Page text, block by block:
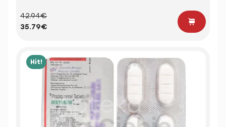
42.94€
35.79€
Hit!